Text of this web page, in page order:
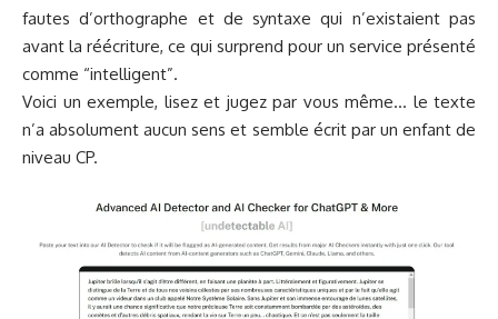
fautes d’orthographe et de syntaxe qui n’existaient pas
avant la réécriture, ce qui surprend pour un service présenté
comme “intelligent”.
Voici un exemple, lisez et jugez par vous même… le texte
n’a absolument aucun sens et semble écrit par un enfant de
niveau CP.